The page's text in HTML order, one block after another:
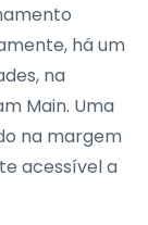
há um
na
Main. Uma
na margem
acessível a